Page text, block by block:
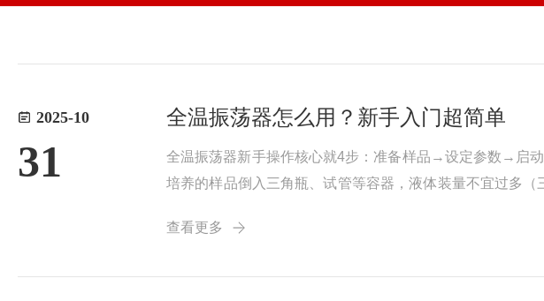
2025-10
31
全温振荡器怎么用？新手入门超简单
全温振荡器新手操作核心就4步：准备样品→设定参数→启
培养的样品倒入三角瓶、试管等容器，液体装量不宜过多
按“温度”键，通...
查看更多